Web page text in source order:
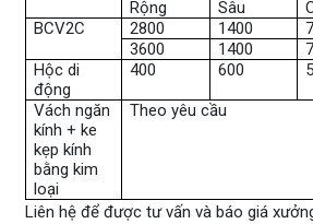
Rộng
Sâu
BCV2C
2800 1400
3600
1400
Hộc di
động
400 600
Vách ngăn
kính + ke
kẹp kính
bằng kim
loại
Theo yêu cầu
Liên hệ để được tư vấn và báo giá